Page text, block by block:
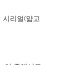
시리얼(얇고